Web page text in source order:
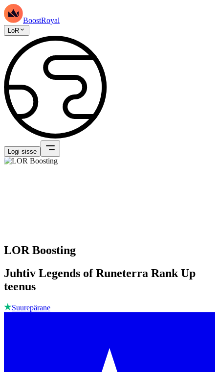
BoostRoyal
LoR
Logi sisse
LOR Boosting
Juhtiv Legends of Runeterra Rank Up
teenus
Suurepärane